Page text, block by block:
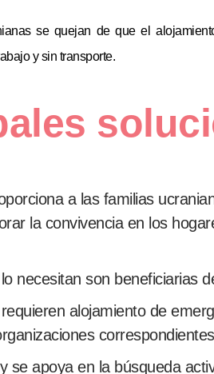
se quejan de que el
y sin transporte.
a las familias
la convivencia en los
necesitan son beneficiarias
alojamiento de
se apoya en la búsqueda